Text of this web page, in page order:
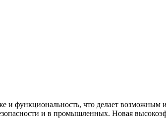
и функциональность, что делает возможным
и в промышленных. Новая